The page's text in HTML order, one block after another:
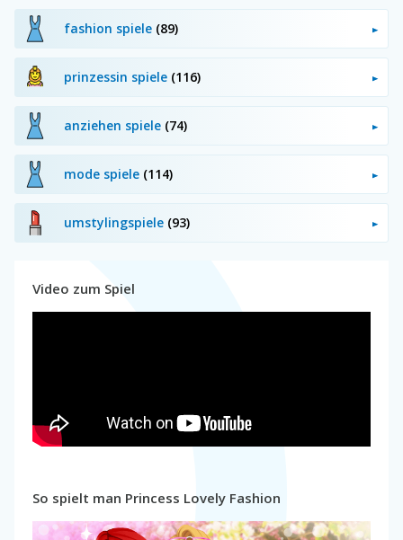
fashion spiele (89)
prinzessin spiele (116)
anziehen spiele (74)
mode spiele (114)
umstylingspiele (93)
Video zum Spiel
So spielt man Princess Lovely Fashion